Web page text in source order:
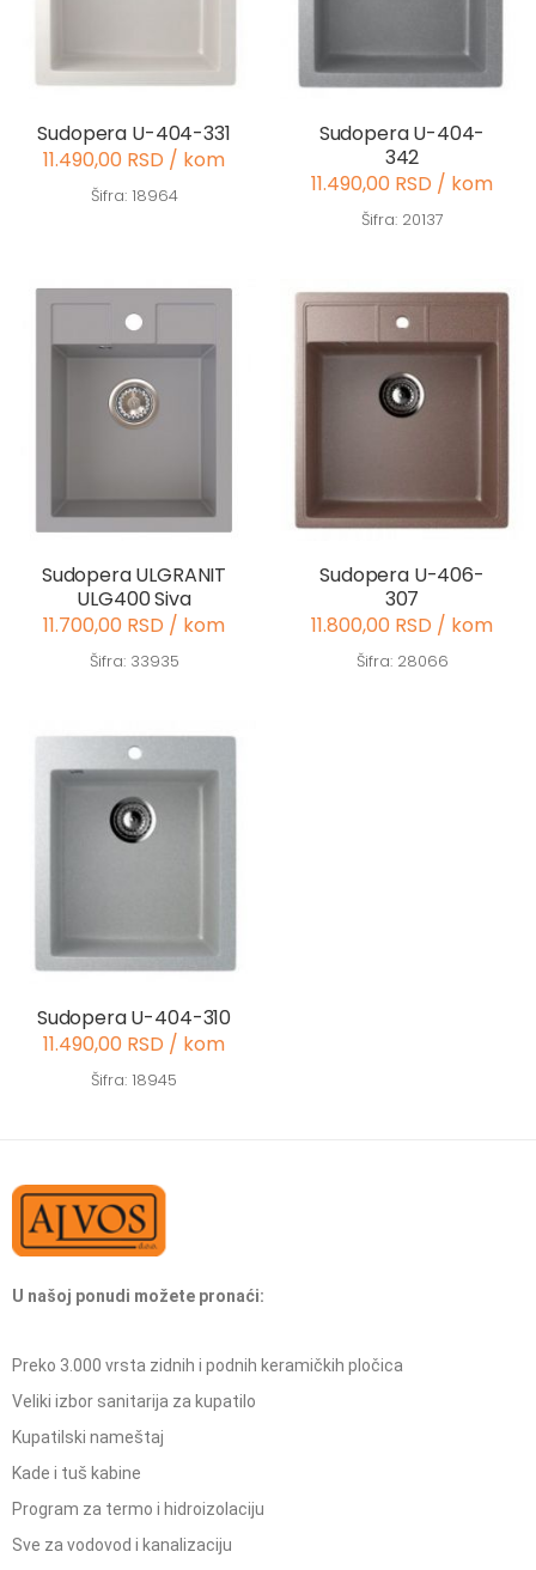
Sudopera U-404-331
11.490,00 RSD / kom
Šifra: 18964
Sudopera U-404-
342
11.490,00 RSD / kom
Šifra: 20137
Sudopera ULGRANIT
ULG400 Siva
11.700,00 RSD / kom
Šifra: 33935
Sudopera U-406-
307
11.800,00 RSD / kom
Šifra: 28066
Sudopera U-404-310
11.490,00 RSD / kom
Šifra: 18945
U našoj ponudi možete pronaći:
Preko 3.000 vrsta zidnih i podnih keramičkih pločica
Veliki izbor sanitarija za kupatilo
Kupatilski nameštaj
Kade i tuš kabine
Program za termo i hidroizolaciju
Sve za vodovod i kanalizaciju